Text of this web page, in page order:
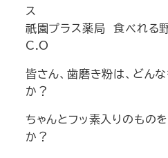
ス
祇園プラス薬局 食べれる
C.O
皆さん、歯磨き粉は、どん
か？
ちゃんとフッ素入りのもの
か？